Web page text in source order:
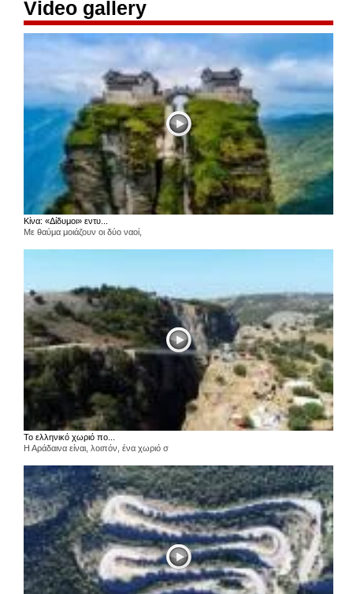
Video gallery
Κίνα: «Δίδυμοι» εντυ...
Με θαύμα μοιάζουν οι δύο ναοί,
Το ελληνικό χωριό πο...
Η Αράδαινα είναι, λοιπόν, ένα χωριό σ